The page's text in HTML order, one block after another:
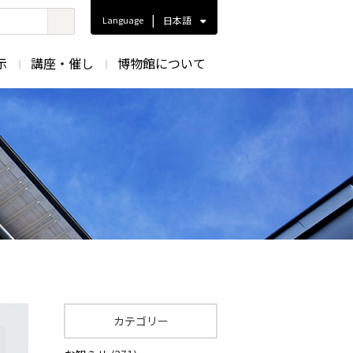
Language | 日本語
講座・催し 博物館について
カテゴリー